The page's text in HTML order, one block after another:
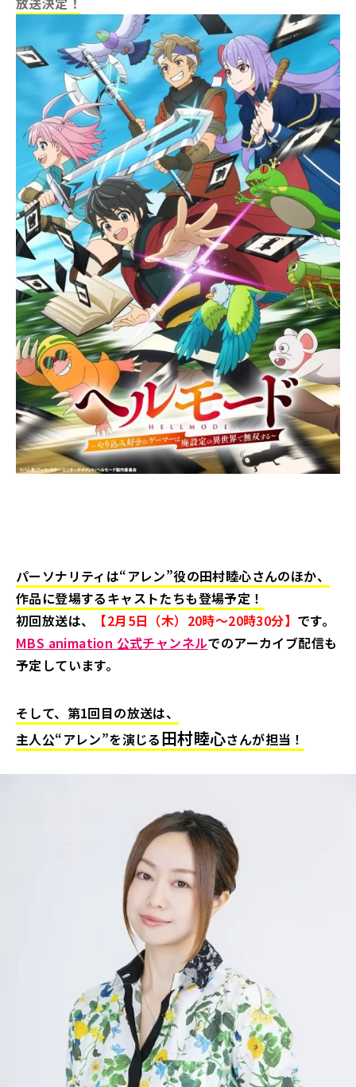
パーソナリティは“アレン”役の田村睦心さんのほか、
作品に登場するキャストたちも登場予定！
初回放送は、
【2月5日（木）20時～20時30分】 です。
MBS animation 公式チャンネルでのアーカイブ配信も
予定しています。
そして、第1回目の放送は、
主人公“アレン”を演じる田村睦心さんが担当！